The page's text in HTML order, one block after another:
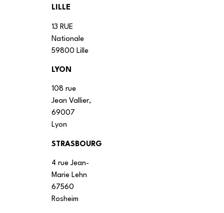
LILLE
13 RUE
Nationale
59800 Lille
LYON
108 rue
Jean Vallier,
69007
Lyon
STRASBOURG
4 rue Jean-
Marie Lehn
67560
Rosheim